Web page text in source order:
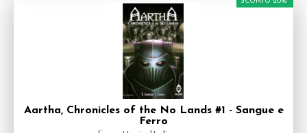
Aartha, Chronicles of the No Lands #1 - Sangue e
Ferro